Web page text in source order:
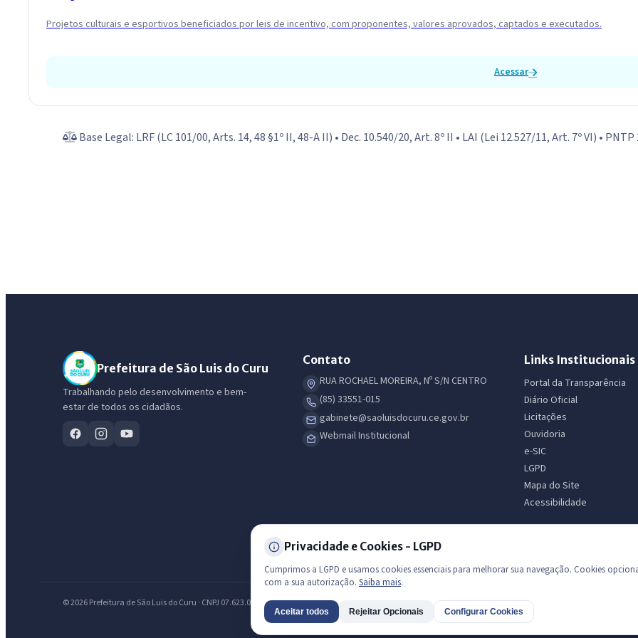
Projetos culturais e esportivos beneficiados por leis de incentivo, com proponentes, valores aprovados, captados e executados.
Acessar
Base Legal: LRF (LC 101/00, Arts. 14, 48 §1º II, 48-A II) • Dec. 10.540/20, Art. 8º II • LAI (Lei 12.527/11, Art. 7º VI) • PNTP
Prefeitura de São Luis do Curu
Trabalhando pelo desenvolvimento e bem-
estar de todos os cidadãos.
Contato
RUA ROCHAEL MOREIRA, Nº S/N CENTRO
(85) 33551-015
gabinete@saoluisdocuru.ce.gov.br
Webmail Institucional
Links Institucionais
Portal da Transparência
Diário Oficial
Licitações
Ouvidoria
e-SIC
LGPD
Mapa do Site
Acessibilidade
© 2026 Prefeitura de São Luis do Curu · CNPJ 07.623.051/0001-19 — Todos os direitos reservados
Privacidade e Cookies - LGPD
Cumprimos a LGPD e usamos cookies essenciais para melhorar sua navegação. Cookies
com a sua autorização. Saiba mais.
Aceitar todos Rejeitar Opcionais Configurar Cookies